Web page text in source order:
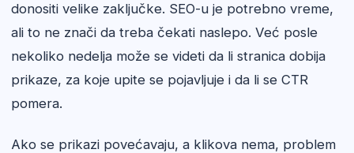
donositi velike zaključke. SEO-u je potrebno vreme,
ali to ne znači da treba čekati naslepo. Već posle
nekoliko nedelja može se videti da li stranica dobija
prikaze, za koje upite se pojavljuje i da li se CTR
pomera.
Ako se prikazi povećavaju, a klikova nema, problem